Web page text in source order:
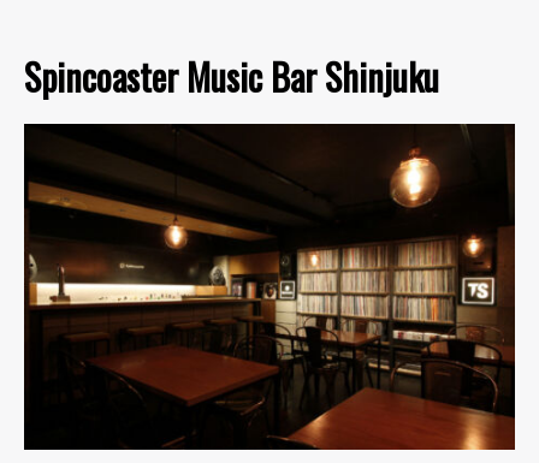
Spincoaster Music Bar Shinjuku